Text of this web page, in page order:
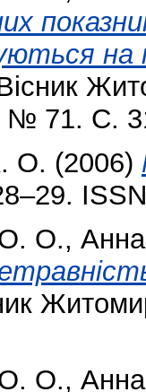
на
№ 71. С.
О. (2006)
О.,
О.,